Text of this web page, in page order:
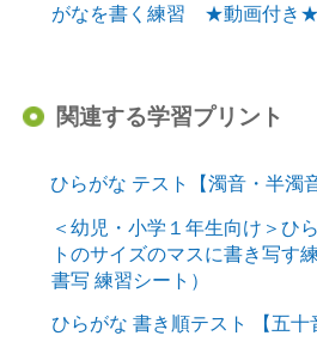
がなを書く練習 ★動画付き★
関連する学習プリント
ひらがな テスト【濁音・半濁
＜幼児・小学１年生向け＞ひ
トのサイズのマスに書き写す
書写 練習シート）
ひらがな 書き順テスト 【五十